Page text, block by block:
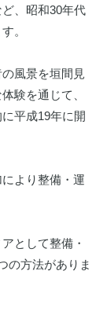
、昭和30年代
。
風景を垣間見
験を通じて、
平成19年に開
より整備・運
として整備・
の方法がありま